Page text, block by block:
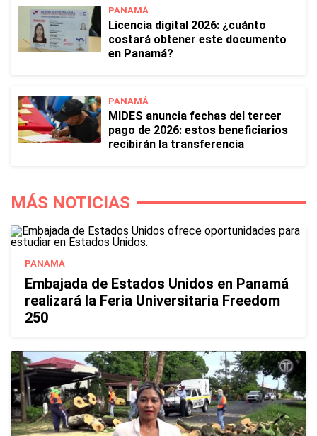
PANAMÁ
Licencia digital 2026: ¿cuánto
costará obtener este documento
en Panamá?
PANAMÁ
MIDES anuncia fechas del tercer
pago de 2026: estos beneficiarios
recibirán la transferencia
MÁS NOTICIAS
PANAMÁ
Embajada de Estados Unidos en Panamá
realizará la Feria Universitaria Freedom
250